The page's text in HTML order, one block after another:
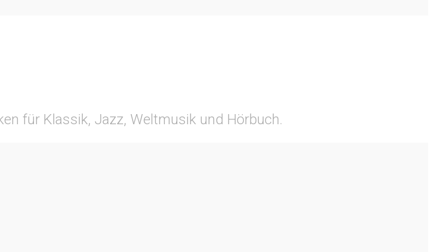
für Klassik, Jazz, Weltmusik und Hörbuch.